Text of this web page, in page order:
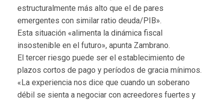
estructuralmente más alto que el de pares
emergentes con similar ratio deuda/PIB».
Esta situación «alimenta la dinámica fiscal
insostenible en el futuro», apunta Zambrano.
El tercer riesgo puede ser el establecimiento de
plazos cortos de pago y períodos de gracia mínimos.
«La experiencia nos dice que cuando un soberano
débil se sienta a negociar con acreedores fuertes y